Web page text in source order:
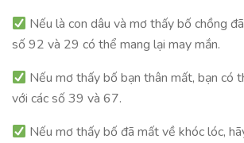
Nếu là con dâu và mơ thấy bố chồng
số 92 và 29 có thể mang lại may mắn.
Nếu mơ thấy bố bạn thân mất, bạn có
với các số 39 và 67.
Nếu mơ thấy bố đã mất về khóc lóc,